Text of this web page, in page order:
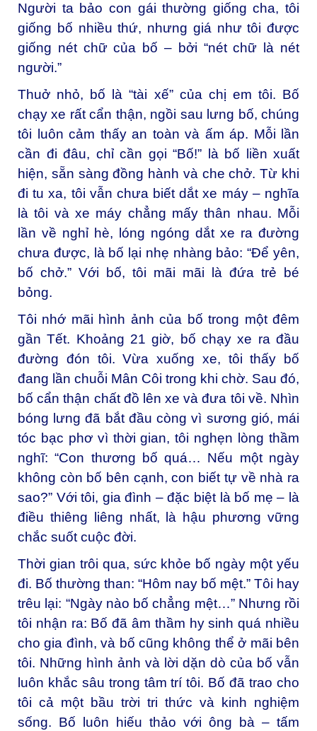
Người ta bảo con gái thường giống cha, tôi
giống bố nhiều thứ, nhưng giá như tôi được
giống nét chữ của bố – bởi “nét chữ là nét
người.”
Thuở nhỏ, bố là “tài xế” của chị em tôi. Bố
chạy xe rất cẩn thận, ngồi sau lưng bố, chúng
tôi luôn cảm thấy an toàn và ấm áp. Mỗi lần
cần đi đâu, chỉ cần gọi “Bố!” là bố liền xuất
hiện, sẵn sàng đồng hành và che chở. Từ khi
đi tu xa, tôi vẫn chưa biết dắt xe máy – nghĩa
là tôi và xe máy chẳng mấy thân nhau. Mỗi
lần về nghỉ hè, lóng ngóng dắt xe ra đường
chưa được, là bố lại nhẹ nhàng bảo: “Để yên,
bố chở.” Với bố, tôi mãi mãi là đứa trẻ bé
bỏng.
Tôi nhớ mãi hình ảnh của bố trong một đêm
gần Tết. Khoảng 21 giờ, bố chạy xe ra đầu
đường đón tôi. Vừa xuống xe, tôi thấy bố
đang lần chuỗi Mân Côi trong khi chờ. Sau đó,
bố cẩn thận chất đồ lên xe và đưa tôi về. Nhìn
bóng lưng đã bắt đầu còng vì sương gió, mái
tóc bạc phơ vì thời gian, tôi nghẹn lòng thầm
nghĩ: “Con thương bố quá… Nếu một ngày
không còn bố bên cạnh, con biết tự về nhà ra
sao?” Với tôi, gia đình – đặc biệt là bố mẹ – là
điều thiêng liêng nhất, là hậu phương vững
chắc suốt cuộc đời.
Thời gian trôi qua, sức khỏe bố ngày một yếu
đi. Bố thường than: “Hôm nay bố mệt.” Tôi hay
trêu lại: “Ngày nào bố chẳng mệt…” Nhưng rồi
tôi nhận ra: Bố đã âm thầm hy sinh quá nhiều
cho gia đình, và bố cũng không thể ở mãi bên
tôi. Những hình ảnh và lời dặn dò của bố vẫn
luôn khắc sâu trong tâm trí tôi. Bố đã trao cho
tôi cả một bầu trời tri thức và kinh nghiệm
sống. Bố luôn hiếu thảo với ông bà – tấm